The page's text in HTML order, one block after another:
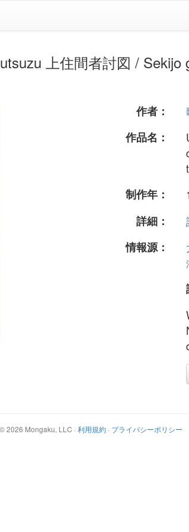
上住間者討図 /
作者：
作品名：
制作年：
詳細：
情報源：
©2026 Mongaku, LLC · 利用規約 · プライバシーポリシー